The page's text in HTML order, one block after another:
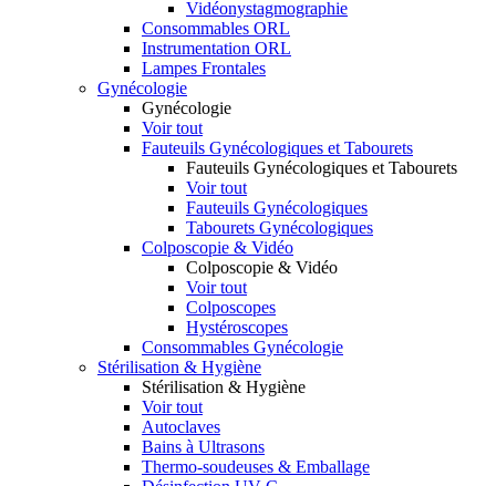
Vidéonystagmographie
Consommables ORL
Instrumentation ORL
Lampes Frontales
Gynécologie
Gynécologie
Voir tout
Fauteuils Gynécologiques et Tabourets
Fauteuils Gynécologiques et Tabourets
Voir tout
Fauteuils Gynécologiques
Tabourets Gynécologiques
Colposcopie & Vidéo
Colposcopie & Vidéo
Voir tout
Colposcopes
Hystéroscopes
Consommables Gynécologie
Stérilisation & Hygiène
Stérilisation & Hygiène
Voir tout
Autoclaves
Bains à Ultrasons
Thermo-soudeuses & Emballage